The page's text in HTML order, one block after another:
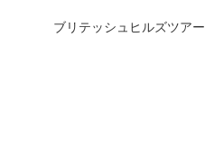
ブリテッシュヒルズツアー